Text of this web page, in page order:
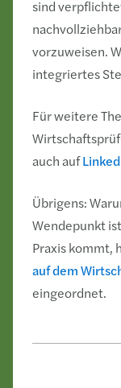
sind
vorzuweisen.
integriertes
Für weitere
auch auf
Übrigens:
Wendepunkt
Praxis kommt,
auf dem
eingeordnet.